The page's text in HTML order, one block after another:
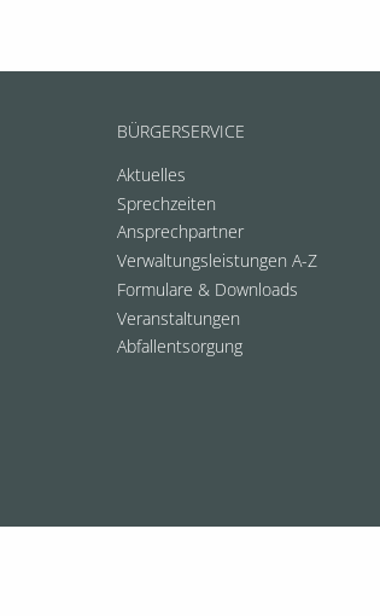
BÜRGERSERVICE
Aktuelles
Sprechzeiten
Ansprechpartner
Verwaltungsleistungen A-Z
Formulare & Downloads
Veranstaltungen
Abfallentsorgung